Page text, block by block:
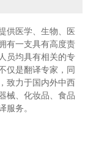
供医学、生物、医
有一支具有高度责
员均具有相关的专
仅是翻译专家，同
致力于国内外中西
械、化妆品、食品
服务。